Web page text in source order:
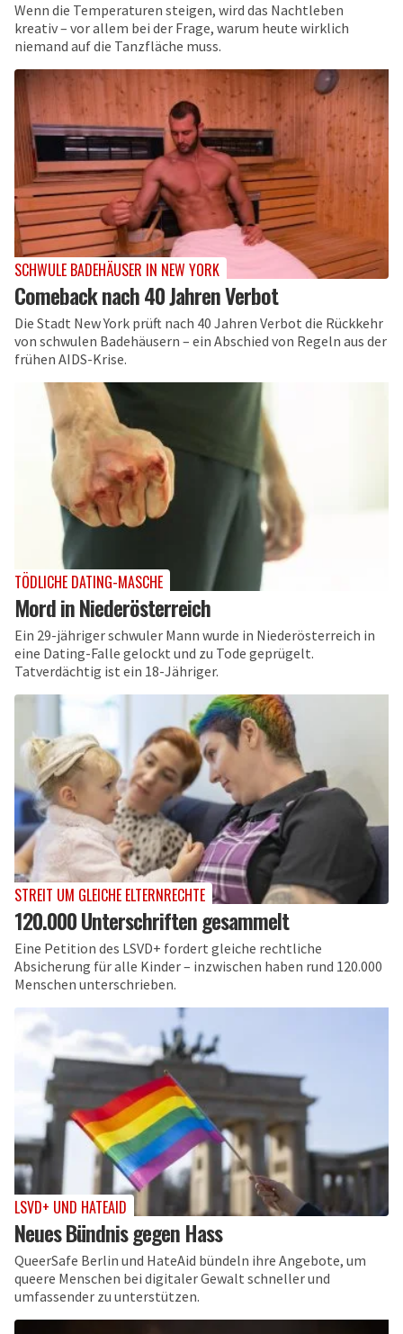
Wenn die Temperaturen steigen, wird das Nachtleben
kreativ – vor allem bei der Frage, warum heute wirklich
niemand auf die Tanzfläche muss.
SCHWULE BADEHÄUSER IN NEW YORK
Comeback nach 40 Jahren Verbot
Die Stadt New York prüft nach 40 Jahren Verbot die Rückkehr
von schwulen Badehäusern – ein Abschied von Regeln aus der
frühen AIDS-Krise.
TÖDLICHE DATING-MASCHE
Mord in Niederösterreich
Ein 29-jähriger schwuler Mann wurde in Niederösterreich in
eine Dating-Falle gelockt und zu Tode geprügelt.
Tatverdächtig ist ein 18-Jähriger.
STREIT UM GLEICHE ELTERNRECHTE
120.000 Unterschriften gesammelt
Eine Petition des LSVD+ fordert gleiche rechtliche
Absicherung für alle Kinder – inzwischen haben rund 120.000
Menschen unterschrieben.
LSVD+ UND HATEAID
Neues Bündnis gegen Hass
QueerSafe Berlin und HateAid bündeln ihre Angebote, um
queere Menschen bei digitaler Gewalt schneller und
umfassender zu unterstützen.